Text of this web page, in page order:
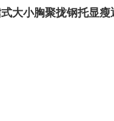
大小胸聚拢钢托显